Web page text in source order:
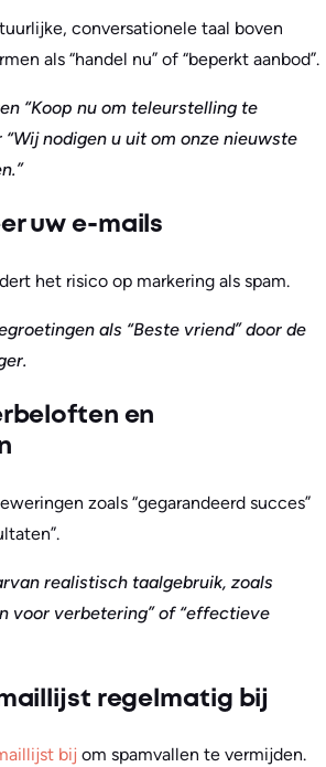
conversationele taal boven
als “handel nu” of “beperkt aanbod”.
“Koop nu om teleurstelling te
“Wij nodigen u uit om onze nieuwste
uw e-mails
het risico op markering als spam.
als “Beste vriend” door de
en
zoals “gegarandeerd succes”
realistisch taalgebruik, zoals
voor verbetering” of “effectieve
regelmatig bij
bij om spamvallen te vermijden.